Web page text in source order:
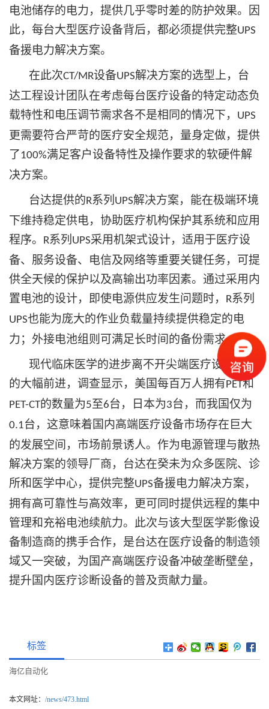
电池储存的电力，提供几乎零时差的防护效果。因
此，每台大型医疗设备背后，都必须提供完整UPS
备援电力解决方案。
在此次CT/MR设备UPS解决方案的选型上，台
达工程设计团队在考虑每台医疗设备的特定动态负
载特性和电压调节需求各不是相同的情况下，
UPS
更需要符合严苛的医疗安全规范，量身定做，提供
了100%满足客户设备特性及操作要求的软硬件解
决方案。
台达提供的R系列 UPS解决方案，能在极端环境
下维持稳定供电，协助医疗机构保护其系统和应用
程序。
R系列 UPS采用机架式设计，适用于医疗设
备、服务设备、电信及网络等重要关键任务，可提
供全天候的保护以及高输出功率因素。通过采用内
置电池的设计，即使电源供应发生问题时，
R系列
UPS也能为庞大的作业负载量持续提供稳定的电
力；外接电池组则可满足长时间的备份需求。
现代临床医学的进步离不开尖端医疗设备技术
的大幅前进，调查显示，美国每百万人拥有PET和
PET-CT的数量为5至6台，日本为3台，而我国仅为
0.1台，这意味着国内高端医疗设备市场存在巨大
的发展空间，市场前景诱人。作为电源管理与散热
解决方案的领导厂商，台达在癸未为众多医院、诊
所和医学中心，提供完整UPS备援电力解决方案，
拥有高可靠性与高效率，更可同时提供远程的集中
管理和充裕电池续航力。此次与该大型医学影像设
备制造商的携手合作，是台达在医疗设备的制造领
域又一突破，为国产高端医疗设备冲破垄断壁垒，
提升国内医疗诊断设备的普及贡献力量。
标签
海亿自动化
本文网址： /news/473.html